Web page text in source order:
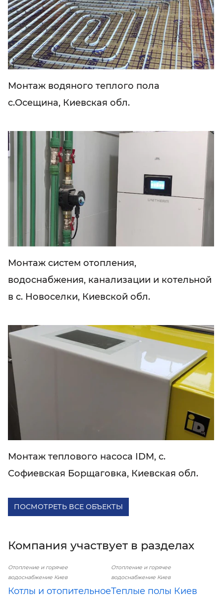
Монтаж водяного теплого пола
с.Осещина, Киевская обл.
Монтаж систем отопления,
водоснабжения, канализации и котельной
в с. Новоселки, Киевской обл.
Монтаж теплового насоса IDM, с.
Софиевская Борщаговка, Киевская обл.
ПОСМОТРЕТЬ ВСЕ ОБЪЕКТЫ
Компания участвует в разделах
Отопление и горячее
водоснабжение Киев
Котлы и отопительное
Отопление и горячее
водоснабжение Киев
Теплые полы Киев